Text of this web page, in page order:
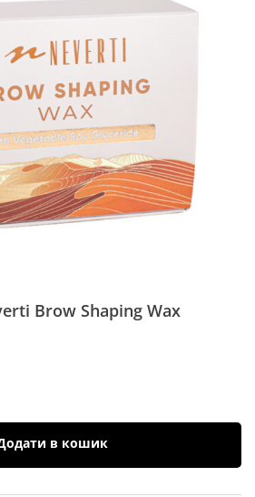
Brow Shaping Wax
в кошик